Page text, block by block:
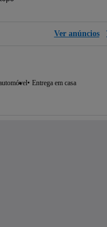
Ver anúncios
Entrega em casa